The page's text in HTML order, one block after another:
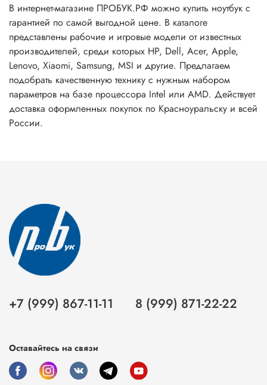
В интернет-магазине ПРОБУК.РФ можно купить ноутбук с
гарантией по самой выгодной цене. В каталоге
представлены рабочие и игровые модели от известных
производителей, среди которых HP, Dell, Acer, Apple,
Lenovo, Xiaomi, Samsung, MSI и другие. Предлагаем
подобрать качественную технику с нужным набором
параметров на базе процессора Intel или AMD. Действует
доставка оформленных покупок по Красноуральску и всей
России.
+7 (999) 867-11-11 8 (999) 871-22-22
Оставайтесь на связи